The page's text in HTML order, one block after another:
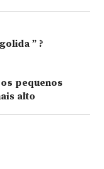
” ?
pequenos
alto